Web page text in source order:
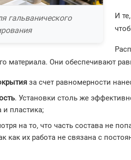
гальванического
И
материала. Они обеспечивают
за счет равномерности
. Установки столь же
и пластика;
на то, что часть состава не
как их работа не связана с